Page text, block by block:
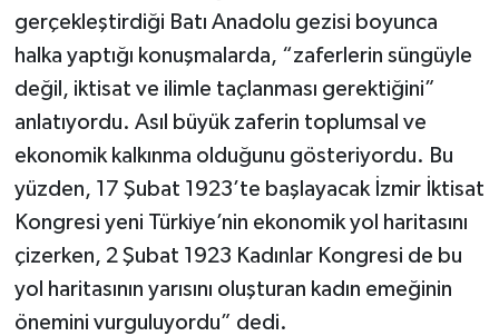
gerçekleştirdiği Batı Anadolu gezisi boyunca
halka yaptığı konuşmalarda, “zaferlerin süngüyle
değil, iktisat ve ilimle taçlanması gerektiğini”
anlatıyordu. Asıl büyük zaferin toplumsal ve
ekonomik kalkınma olduğunu gösteriyordu. Bu
yüzden, 17 Şubat 1923’te başlayacak İzmir İktisat
Kongresi yeni Türkiye’nin ekonomik yol haritasını
çizerken, 2 Şubat 1923 Kadınlar Kongresi de bu
yol haritasının yarısını oluşturan kadın emeğinin
önemini vurguluyordu” dedi.